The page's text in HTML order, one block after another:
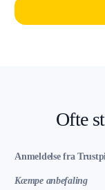
Ofte
Anmeldelse fra
Kæmpe anbefaling